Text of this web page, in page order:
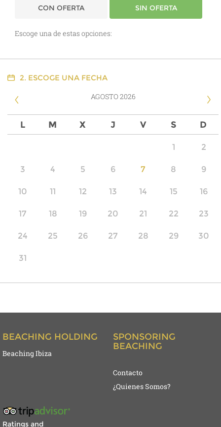
CON OFERTA SIN OFERTA
Escoge una de estas opciones:
2. ESCOGE UNA FECHA
‹ AGOSTO 2026 ›
L M X J V S D
1 2
3 4 5 6 7 8 9
10 11 12 13 14 15 16
17 18 19 20 21 22 23
24 25 26 27 28 29 30
31
BEACHING HOLDING
Beaching Ibiza
SPONSORING
BEACHING
Contacto
¿Quienes Somos?
Ratings and